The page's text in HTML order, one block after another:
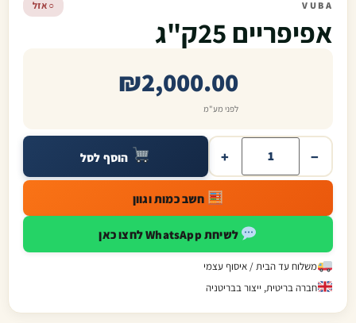
VUBA ○ אזל
אפיפריים 25ק"ג
₪2,000.00
לפני מע"מ
−
+ הוסף לסל
חשב כמות וגוון
לשיחת WhatsApp לחצו כאן
משלוח עד הבית / איסוף עצמי
חברה בריטית, ייצור בבריטניה